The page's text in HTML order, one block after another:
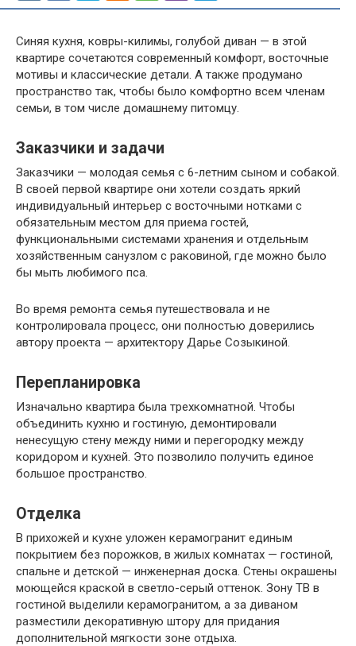
Синяя кухня, ковры-килимы, голубой диван — в этой
квартире сочетаются современный комфорт, восточные
мотивы и классические детали. А также продумано
пространство так, чтобы было комфортно всем членам
семьи, в том числе домашнему питомцу.
Заказчики и задачи
Заказчики — молодая семья с 6-летним сыном и собакой.
В своей первой квартире они хотели создать яркий
индивидуальный интерьер с восточными нотками с
обязательным местом для приема гостей,
функциональными системами хранения и отдельным
хозяйственным санузлом с раковиной, где можно было
бы мыть любимого пса.
Во время ремонта семья путешествовала и не
контролировала процесс, они полностью доверились
автору проекта — архитектору Дарье Созыкиной.
Перепланировка
Изначально квартира была трехкомнатной. Чтобы
объединить кухню и гостиную, демонтировали
ненесущую стену между ними и перегородку между
коридором и кухней. Это позволило получить единое
большое пространство.
Отделка
В прихожей и кухне уложен керамогранит единым
покрытием без порожков, в жилых комнатах — гостиной,
спальне и детской — инженерная доска. Стены окрашены
моющейся краской в светло-серый оттенок. Зону ТВ в
гостиной выделили керамогранитом, а за диваном
разместили декоративную штору для придания
дополнительной мягкости зоне отдыха.